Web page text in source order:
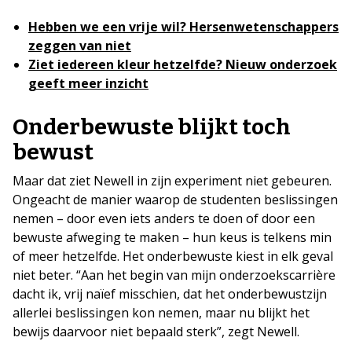
Hebben we een vrije wil? Hersenwetenschappers
zeggen van niet
Ziet iedereen kleur hetzelfde? Nieuw onderzoek
geeft meer inzicht
Onderbewuste blijkt toch
bewust
Maar dat ziet Newell in zijn experiment niet gebeuren.
Ongeacht de manier waarop de studenten beslissingen
nemen – door even iets anders te doen of door een
bewuste afweging te maken – hun keus is telkens min
of meer hetzelfde. Het onderbewuste kiest in elk geval
niet beter. “Aan het begin van mijn onderzoekscarrière
dacht ik, vrij naïef misschien, dat het onderbewustzijn
allerlei beslissingen kon nemen, maar nu blijkt het
bewijs daarvoor niet bepaald sterk”, zegt Newell.